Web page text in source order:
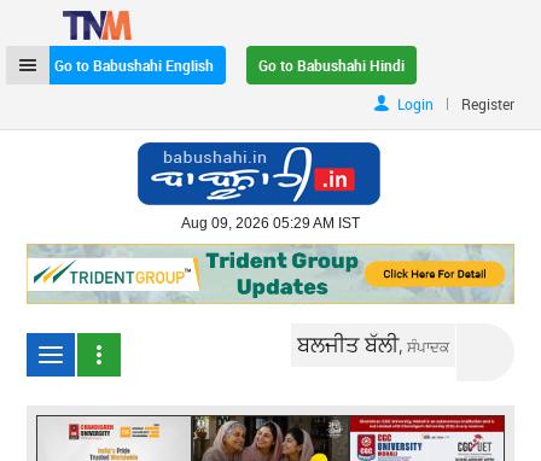
Go to Babushahi English
Go to Babushahi Hindi
Login
| Register
Aug 09, 2026 05:29 AM IST
ਬਲਜੀਤ ਬੱਲੀ,ਸੰਪਾਦਕ